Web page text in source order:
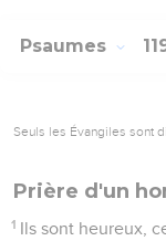
Psaumes
Seuls les Évangiles sont
Prière d'un
1 Ils sont heureux,